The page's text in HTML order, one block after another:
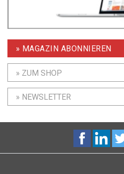
» MAGAZIN ABONNIEREN
» ZUM SHOP
» NEWSLETTER